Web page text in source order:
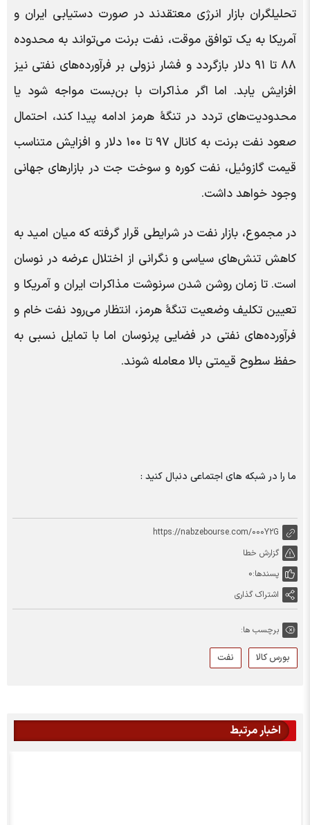
تحلیلگران بازار انرژی معتقدند در صورت دستیابی ایران و
آمریکا به یک توافق موقت، نفت برنت می‌تواند به محدوده
۸۸ تا ۹۱ دلار بازگردد و فشار نزولی بر فرآورده‌های نفتی نیز
افزایش یابد. اما اگر مذاکرات با بن‌بست مواجه شود یا
محدودیت‌های تردد در تنگۀ هرمز ادامه پیدا کند، احتمال
صعود نفت برنت به کانال ۹۷ تا ۱۰۰ دلار و افزایش متناسب
قیمت گازوئیل، نفت کوره و سوخت جت در بازارهای جهانی
وجود خواهد داشت.
در مجموع، بازار نفت در شرایطی قرار گرفته که میان امید به
کاهش تنش‌های سیاسی و نگرانی از اختلال عرضه در نوسان
است. تا زمان روشن شدن سرنوشت مذاکرات ایران و آمریکا و
تعیین تکلیف وضعیت تنگۀ هرمز، انتظار می‌رود نفت خام و
فرآورده‌های نفتی در فضایی پرنوسان اما با تمایل نسبی به
حفظ سطوح قیمتی بالا معامله شوند.
ما را در شبکه های اجتماعی دنبال کنید :
https://nabzebourse.com/000Y2G
گزارش خطا
پسندها:0
اشتراک گذاری
برچسب ها:
بورس کالا نفت
اخبار مرتبط